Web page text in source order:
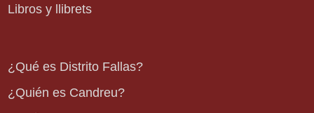
Libros y llibrets
¿Qué es Distrito Fallas?
¿Quién es Candreu?